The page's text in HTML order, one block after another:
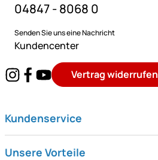
04847 - 8068 0
Senden Sie uns eine Nachricht
Kundencenter
Vertrag widerrufen
Kundenservice
Unsere Vorteile